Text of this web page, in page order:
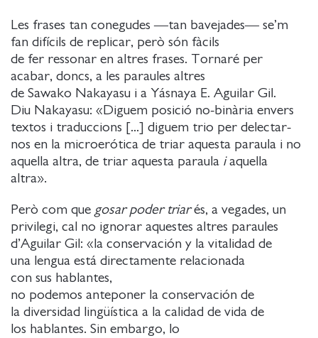
Les frases tan conegudes ―tan bavejades― se’m
fan difícils de replicar, però són fàcils
de fer ressonar en altres frases. Tornaré per
acabar, doncs, a les paraules altres
de Sawako Nakayasu i a Yásnaya E. Aguilar Gil.
Diu Nakayasu: «Diguem posició no-binària envers
textos i traduccions [...] diguem trio per delectar-
nos en la microerótica de triar aquesta paraula i no
aquella altra, de triar aquesta paraula iaquella
altra».
Però com que gosar poder triarés, a vegades, un
privilegi, cal no ignorar aquestes altres paraules
d’Aguilar Gil: «la conservación y la vitalidad de
una lengua está directamente relacionada
con sus hablantes,
no podemos anteponer la conservación de
la diversidad lingüística a la calidad de vida de
los hablantes. Sin embargo, lo